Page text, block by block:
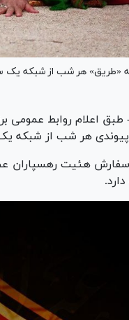
«طریق» هر شب از شبکه یک
طبق اعلام روابط عمومی
پیوندی هر شب از